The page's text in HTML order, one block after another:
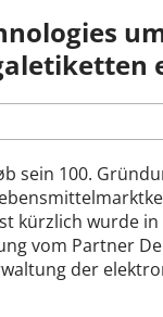
sein 100.
kürzlich wurde in
vom Partner
der